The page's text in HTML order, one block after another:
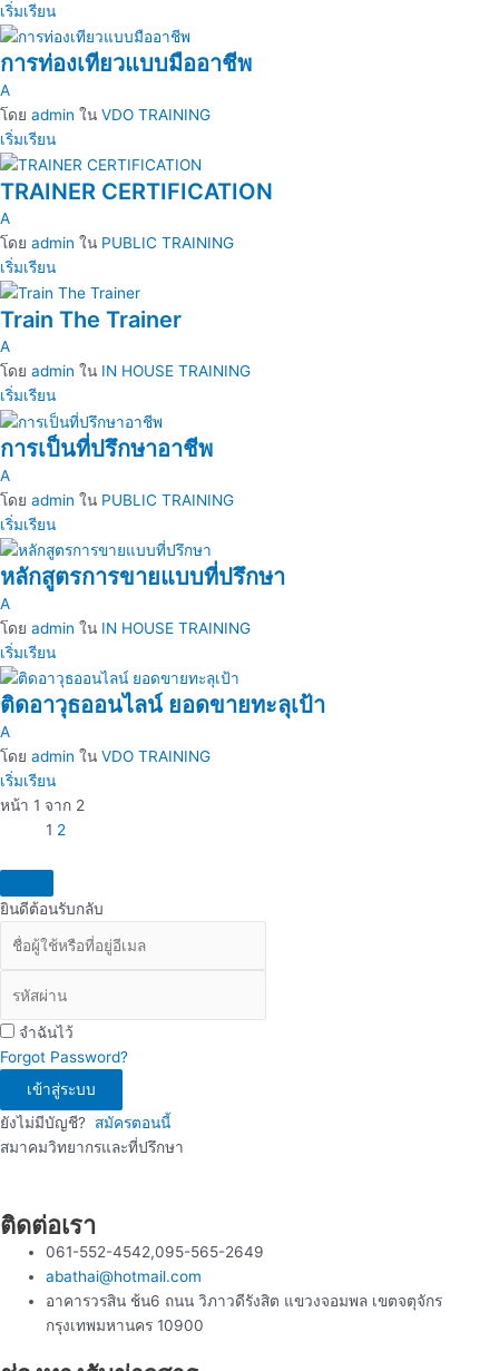
เริ่มเรียน
การท่องเทียวแบบมืออาชีพ
A
โดย admin ใน VDO TRAINING
เริ่มเรียน
TRAINER CERTIFICATION
A
โดย admin ใน PUBLIC TRAINING
เริ่มเรียน
Train The Trainer
A
โดย admin ใน IN HOUSE TRAINING
เริ่มเรียน
การเป็นที่ปรึกษาอาชีพ
A
โดย admin ใน PUBLIC TRAINING
เริ่มเรียน
หลักสูตรการขายแบบที่ปรึกษา
A
โดย admin ใน IN HOUSE TRAINING
เริ่มเรียน
ติดอาวุธออนไลน์ ยอดขายทะลุเป้า
A
โดย admin ใน VDO TRAINING
เริ่มเรียน
หน้า 1 จาก 2
1 2
ยินดีต้อนรับกลับ
จำฉันไว้
Forgot Password?
เข้าสู่ระบบ
ยังไม่มีบัญชี? สมัครตอนนี้
สมาคมวิทยากรและที่ปรึกษา
ติดต่อเรา
061-552-4542,095-565-2649
abathai@hotmail.com
อาคารวรสิน ช้น6 ถนน วิภาวดีรังสิต แขวงจอมพล เขตจตุจักร
กรุงเทพมหานคร 10900